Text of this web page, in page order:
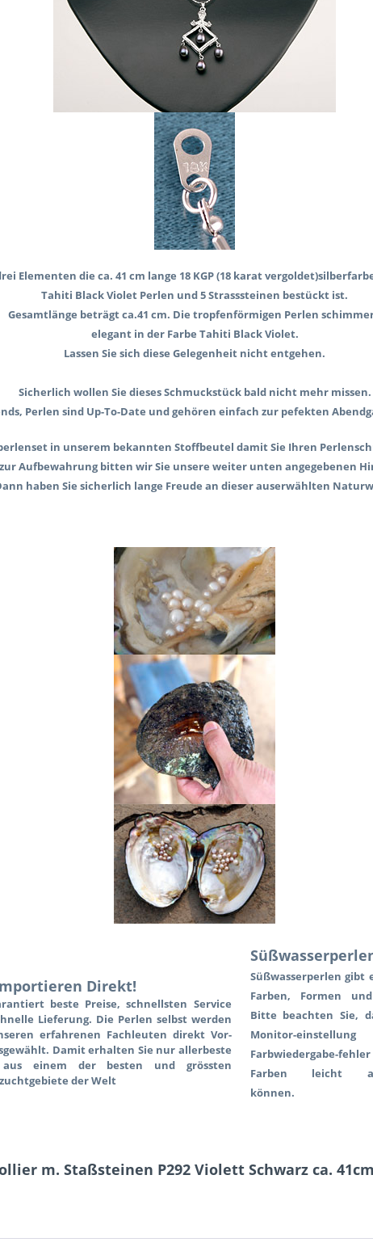
Elementen die ca. 41 cm lange 18 KGP (18 karat
Tahiti Black Violet Perlen und 5 Strasssteinen bestückt ist.
Gesamtlänge beträgtca.41 cm. Die tropfenförmigen Perlen
elegant in der Farbe Tahiti Black Violet.
Lassen Sie sich diese Gelegenheit nicht entgehen.
Sicherlich wollen Sie dieses Schmuckstück bald nicht mehr missen.
Perlen sind Up-To-Date und gehören einfach zur pefekten
in unserem bekannten Stoffbeutel damit Sie Ihren
Aufbewahrung bitten wir Sie unsere weiter unten angegebenen
haben Sie sicherlich lange Freude an dieser auserwählten
Direkt!
beste Preise, schnellsten Service
Lieferung. Die Perlen selbst werden
erfahrenen Fachleuten direkt Vor-
Damit erhalten Sie nur allerbeste
aus einem der besten und grössten
der Welt
Süßwasserperlen gibt
Farben, Formen
Bitte beachten Sie,
Monitor-
Farbwiedergabe-
Farben leicht
können.
m. Staßsteinen P292 Violett Schwarz ca.